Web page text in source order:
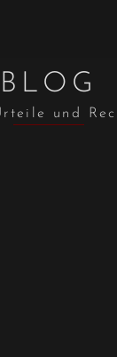
BLOG
und